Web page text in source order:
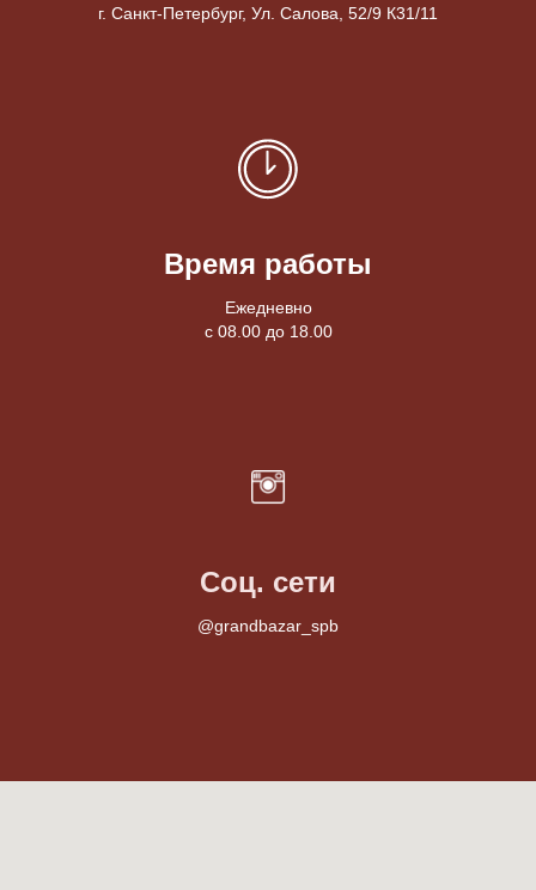
г. Санкт-Петербург, Ул. Салова, 52/9 К31/11
Время работы
Ежедневно
с 08.00 до 18.00
Соц. сети
@grandbazar_spb